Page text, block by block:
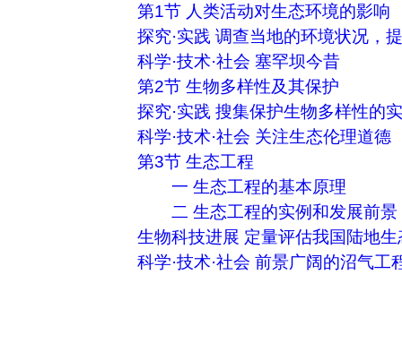
第1节 人类活动对生态环境的影响
探究·实践 调查当地的环境状况，
科学·技术·社会 塞罕坝今昔
第2节 生物多样性及其保护
探究·实践 搜集保护生物多样性的
科学·技术·社会 关注生态伦理道德
第3节 生态工程
一 生态工程的基本原理
二 生态工程的实例和发展前景
生物科技进展 定量评估我国陆地
科学·技术·社会 前景广阔的沼气工